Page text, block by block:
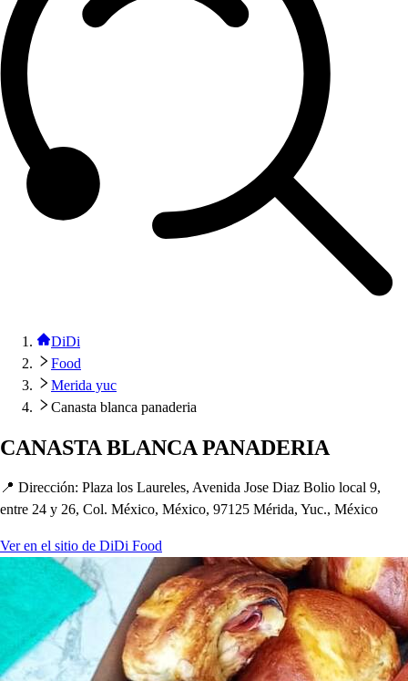
DiDi
Food
Merida yuc
Canasta blanca panaderia
CANASTA BLANCA PANADERIA
📍 Dirección: Plaza los Laureles, Avenida Jose Diaz Bolio local 9,
entre 24 y 26, Col. México, México, 97125 Mérida, Yuc., México
Ver en el sitio de DiDi Food